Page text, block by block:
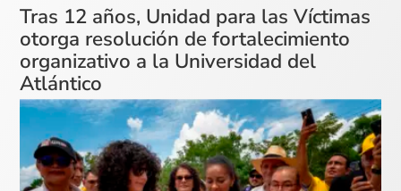
Tras 12 años, Unidad para las Víctimas
otorga resolución de fortalecimiento
organizativo a la Universidad del
Atlántico